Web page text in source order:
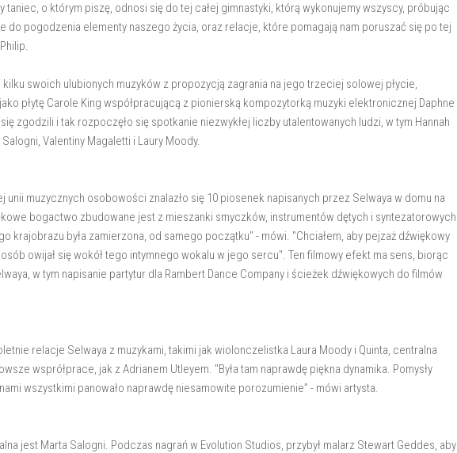
taniec, o którym piszę, odnosi się do tej całej gimnastyki, którą wykonujemy wszyscy, próbując
do pogodzenia elementy naszego życia, oraz relacje, które pomagają nam poruszać się po tej
kilku swoich ulubionych muzyków z propozycją zagrania na jego trzeciej solowej płycie,
płytę Carole King współpracującą z pionierską kompozytorką muzyki elektronicznej Daphne
zgodzili i tak rozpoczęło się spotkanie niezwykłej liczby utalentowanych ludzi, w tym Hannah
Valentiny Magaletti i Laury Moody.
unii muzycznych osobowości znalazło się 10 piosenek napisanych przez Selwaya w domu na
bogactwo zbudowane jest z mieszanki smyczków, instrumentów dętych i syntezatorowych
krajobrazu była zamierzona, od samego początku" - mówi. "Chciałem, aby pejzaż dźwiękowy
owijał się wokół tego intymnego wokalu w jego sercu". Ten filmowy efekt ma sens, biorąc
w tym napisanie partytur dla Rambert Dance Company i ścieżek dźwiękowych do filmów
relacje Selwaya z muzykami, takimi jak wiolonczelistka Laura Moody i Quinta, centralna
wsprółprace, jak z Adrianem Utleyem. "Była tam naprawdę piękna dynamika. Pomysły
wszystkimi panowało naprawdę niesamowite porozumienie” - mówi artysta.
jest Marta Salogni. Podczas nagrań w Evolution Studios, przybył malarz Stewart Geddes, aby